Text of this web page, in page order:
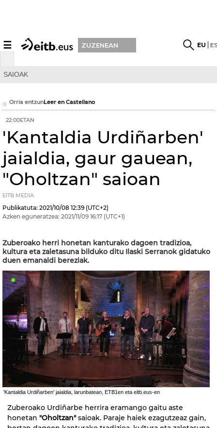
☰ ZUZENEAN EU
SAIOAK
Orria entzunLeer en Castellano
22:00ETAN
'Kantaldia Urdiñarben'
jaialdia, gaur gauean,
"Oholtzan" saioan
EITB MEDIA
Publikatuta: 2021/10/08 12:39 (UTC+2)
Azken eguneratzea: 2021/11/09 16:17 (UTC+1)
Zuberoako herri honetan kanturako dagoen tradizioa,
kultura eta zaletasuna bilduko ditu Ilaski Serranok gidatuko
duen emanaldi bereziak.
'Kantaldia Urdiñarben' jaialdia, larunbatean, ETB1en eta eitb.eus-en
Zuberoako Urdiñarbe herrira eramango gaitu aste
honetan "Oholtzan"saioak. Paraje haiek ezagutzeaz gain,